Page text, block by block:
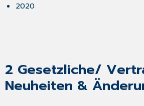
WhatsApp
4.5 Einladung
zur
2020
2 Gesetzliche/
Neuheiten &